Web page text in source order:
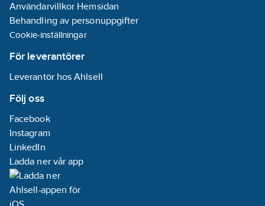
Användarvillkor Hemsidan
Behandling av personuppgifter
Cookie-inställningar
För leverantörer
Leverantör hos Ahlsell
Följ oss
Facebook
Instagram
LinkedIn
Ladda ner vår app